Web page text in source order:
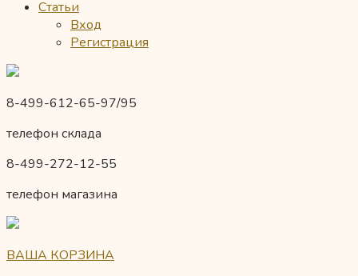
Статьи
Вход
Регистрация
8-499-612-65-97/95
телефон склада
8-499-272-12-55
телефон магазина
ВАША КОРЗИНА